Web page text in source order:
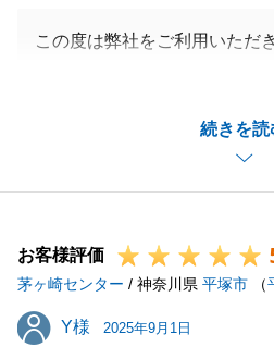
続きを読
この度は弊社をご利用いただ
したが、大変気に入っていた
買主様のご都合で契約から引
ました。
またお手伝いできることがご
連絡ください。
お客様評価
茅ヶ崎センター / 神奈川県 平塚市 （
Y様
Y様 2025年9月1日